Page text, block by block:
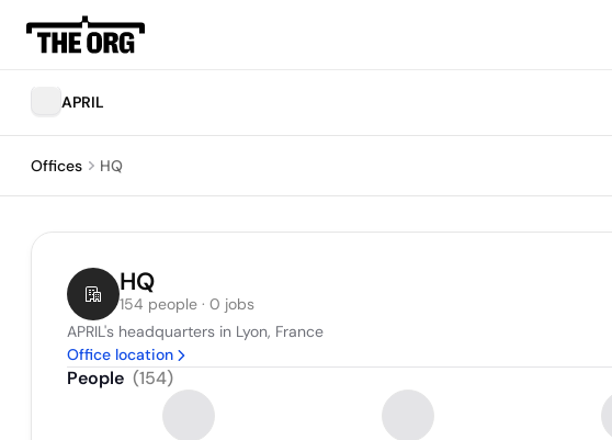
APRIL
Offices HQ
HQ
154 people · 0 jobs
APRIL's headquarters in Lyon, France
Office location
People (154)